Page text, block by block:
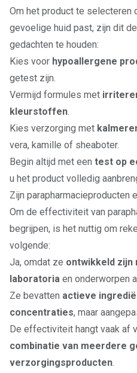
Om het product te selecteren
gevoelige huid past, zijn dit
gedachten te houden:
Kies voor hypoallergene
getest zijn.
Vermijd formules met
kleurstoffen.
Kies verzorging met
vera, kamille of sheaboter.
Begin altijd met een test op
u het product volledig
Zijn parapharmacieproducten
Om de effectiviteit van
begrijpen, is het nuttig om
volgende:
Ja, omdat ze ontwikkeld zijn
laboratoria en onderworpen
Ze bevatten actieve
concentraties, maar
De effectiviteit hangt vaak af
combinatie van meerdere
verzorgingsproducten.